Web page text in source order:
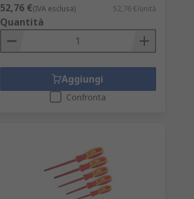
52,76 €(IVA esclusa) 52,76 €/unità
Quantità
Aggiungi
Confronta